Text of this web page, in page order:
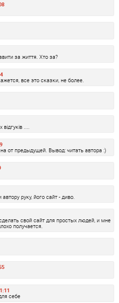
за життя. Хто за?
все это сказки, не более.
....
от предыдущей. Вывод: читать автора :)
руку, його сайт - диво.
свой сайт для простых людей, и мне
получается.
себе